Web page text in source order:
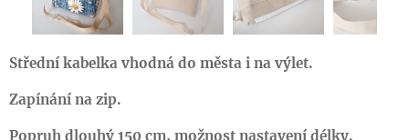
Střední kabelka vhodná do města i na výlet.
Zapínání na zip.
Popruh dlouhý 150 cm, možnost nastavení délky.